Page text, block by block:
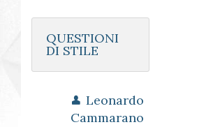
QUESTIONI
DI STILE
Leonardo
Cammarano